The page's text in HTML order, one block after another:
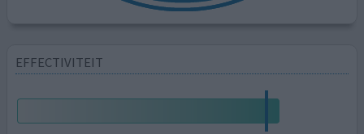
EFFECTIVITEIT